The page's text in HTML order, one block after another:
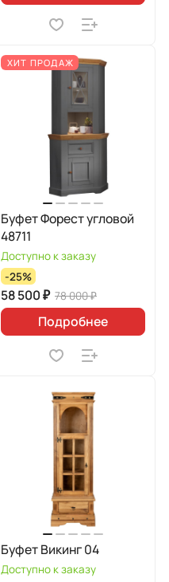
ХИТ ПРОДАЖ
Буфет Форест угловой
48711
Доступно к заказу
-25%
58 500 ₽ 78 000 ₽
Подробнее
Буфет Викинг 04
Доступно к заказу